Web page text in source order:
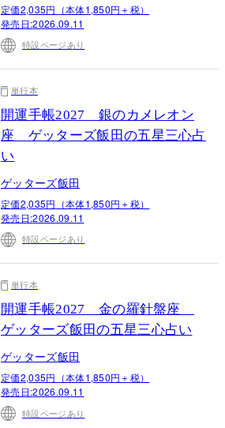
定価2,035円（本体1,850円＋税）
発売日:2026.09.11
特設ページあり
単行本
開運手帳2027 銀のカメレオン
座 ゲッターズ飯田の五星三心占
い
ゲッターズ飯田
定価2,035円（本体1,850円＋税）
発売日:2026.09.11
特設ページあり
単行本
開運手帳2027 金の羅針盤座
ゲッターズ飯田の五星三心占い
ゲッターズ飯田
定価2,035円（本体1,850円＋税）
発売日:2026.09.11
特設ページあり